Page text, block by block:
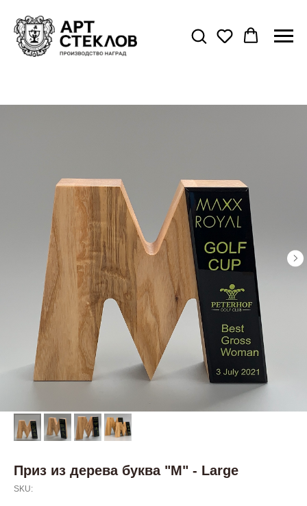
Приз из дерева буква "М" - Large
SKU: